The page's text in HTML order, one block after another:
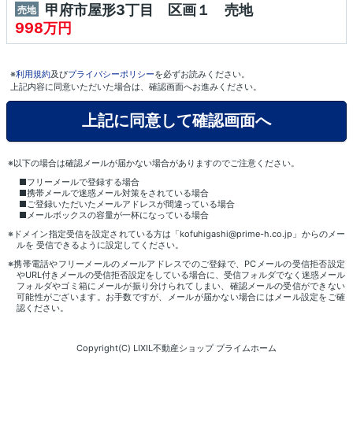
売地
甲府市屋形3丁目 区画１ 売地
998万円
※利用規約及びプライバシーポリシーを必ずお読みください。
上記内容に同意いただいた場合は、確認画面へお進みください。
※以下の場合は確認メールが届かない場合がありますのでご注意ください。
■フリーメールで登録する場合
■携帯メールで迷惑メール対策をされている場合
■ご登録いただいたメールアドレスが間違っている場合
■メールボックスの容量が一杯になっている場合
※ドメイン指定受信を設定されている方は「kofuhigashi@prime-h.co.jp」からのメー
ルを 受信できるように設定してください。
※携帯電話やフリーメールのメールアドレスでのご登録で、PCメールの受信拒否設定
やURL付きメールの受信拒否設定をしている場合に、受信フォルダでなく迷惑メール
フォルダやゴミ箱にメールが振り分けられてしまい、確認メールの受信ができない
可能性がございます。お手数ですが、メールが届かない場合にはメール設定をご確
認ください。
Copyright(C) LIXIL不動産ショップ プライムホーム